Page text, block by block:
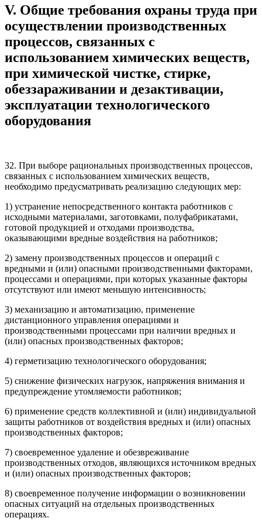
V. Общие требования охраны труда при
осуществлении производственных
процессов, связанных с
использованием химических веществ,
при химической чистке, стирке,
обеззараживании и дезактивации,
эксплуатации технологического
оборудования
32. При выборе рациональных производственных процессов,
связанных с использованием химических веществ,
необходимо предусматривать реализацию следующих мер:
1) устранение непосредственного контакта работников с
исходными материалами, заготовками, полуфабрикатами,
готовой продукцией и отходами производства,
оказывающими вредные воздействия на работников;
2) замену производственных процессов и операций с
вредными и (или) опасными производственными факторами,
процессами и операциями, при которых указанные факторы
отсутствуют или имеют меньшую интенсивность;
3) механизацию и автоматизацию, применение
дистанционного управления операциями и
производственными процессами при наличии вредных и
(или) опасных производственных факторов;
4) герметизацию технологического оборудования;
5) снижение физических нагрузок, напряжения внимания и
предупреждение утомляемости работников;
6) применение средств коллективной и (или) индивидуальной
защиты работников от воздействия вредных и (или) опасных
производственных факторов;
7) своевременное удаление и обезвреживание
производственных отходов, являющихся источником вредных
и (или) опасных производственных факторов;
8) своевременное получение информации о возникновении
опасных ситуаций на отдельных производственных
операциях.